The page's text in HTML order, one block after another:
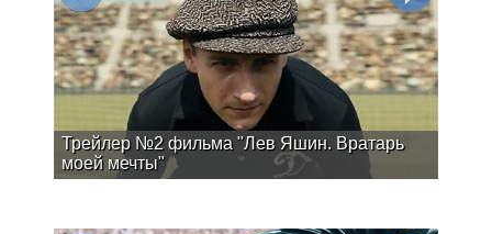
Трейлер №2 фильма "Лев Яшин. Вратарь
моей мечты"